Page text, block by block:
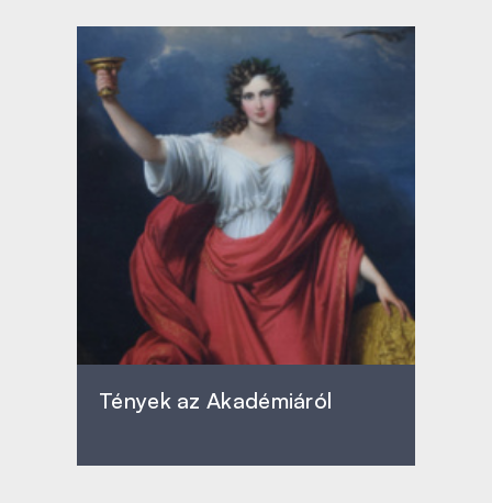
Tények az Akadémiáról